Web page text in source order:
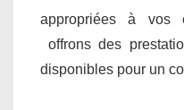
appropriées à vos
offrons des
disponibles pour un